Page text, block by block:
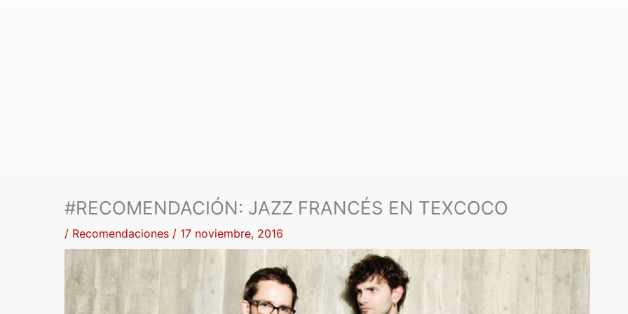
#RECOMENDACIÓN: JAZZ FRANCÉS EN TEXCOCO
/ Recomendaciones / 17 noviembre, 2016